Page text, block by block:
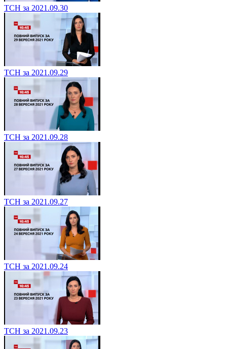
ТСН за 2021.09.30
ТСН за 2021.09.29
ТСН за 2021.09.28
ТСН за 2021.09.27
ТСН за 2021.09.24
ТСН за 2021.09.23